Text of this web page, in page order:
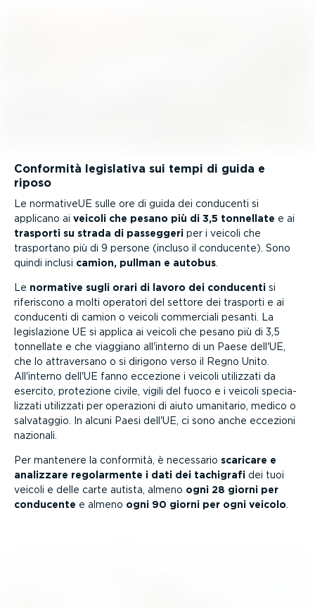
Conformità legislativa sui tempi di guida e
riposo
Le normativeUE sulle ore di guida dei conducenti si
applicano ai veicoli che pesano più di 3,5 tonnellate e ai
trasporti su strada di passeggeri per i veicoli che
trasportano più di 9 persone (incluso il conducente). Sono
quindi inclusi camion, pullman e autobus
Le normative sugli orari di lavoro dei conducenti si
riferiscono a molti operatori del settore dei trasporti e ai
conducenti di camion o veicoli commerciali pesanti. La
legisla­zione UE si applica ai veicoli che pesano più di 3,5
tonnellate e che viaggiano all'interno di un Paese dell'UE,
che lo attra­versano o si dirigono verso il Regno Unito.
All'interno dell'UE fanno eccezione i veicoli utilizzati da
esercito, protezione civile, vigili del fuoco e i veicoli specia­
lizzati utilizzati per operazioni di aiuto umanitario, medico o
salvataggio. In alcuni Paesi dell'UE, ci sono anche eccezioni
nazionali.
Per mantenere la conformità, è necessario scaricare e
analizzare regolar­mente i dati dei tachigrafi dei tuoi
veicoli e delle carte autista, almeno ogni 28 giorni per
conducente e almeno ogni 90 giorni per ogni veicolo